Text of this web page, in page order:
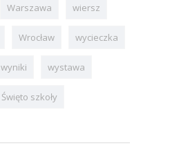
Warszawa wiersz
Wrocław wycieczka
wyniki wystawa
Święto szkoły